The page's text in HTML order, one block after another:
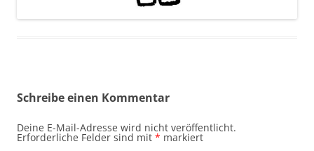
Schreibe einen Kommentar
Deine E-Mail-Adresse wird nicht veröffentlicht.
Erforderliche Felder sind mit * markiert